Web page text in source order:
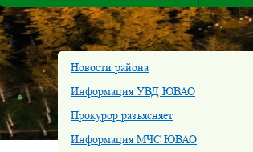
Новости района
Информация УВД ЮВАО
Прокурор разъясняет
Информация МЧС ЮВАО